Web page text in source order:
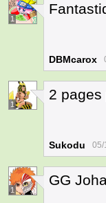
1
DBMcarox
1
2
Sukodu 05/
1
GG